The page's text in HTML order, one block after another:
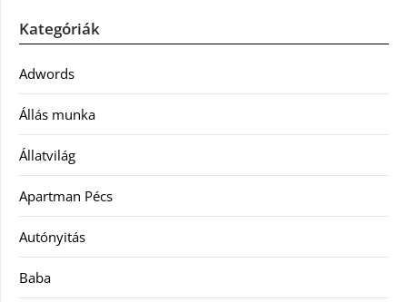
Kategóriák
Adwords
Állás munka
Állatvilág
Apartman Pécs
Autónyitás
Baba